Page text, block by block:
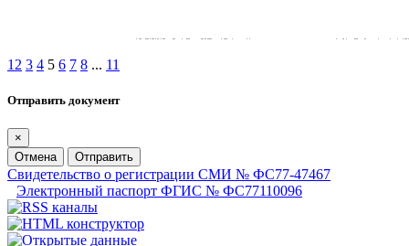
1 2 3 4 5 6 7 8 ... 11
Отправить документ
×
Отмена
Отправить
Свидетельство о регистрации СМИ № ФС77-47467
Электронный паспорт ФГИС № ФС77110096